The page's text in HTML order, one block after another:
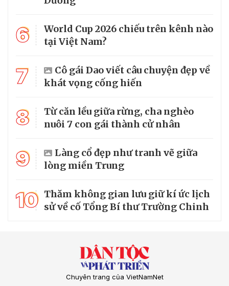
6
World Cup 2026 chiếu trên kênh nào
tại Việt Nam?
7
Cô gái Dao viết câu chuyện đẹp về
khát vọng cống hiến
8
Từ căn lều giữa rừng, cha nghèo
nuôi 7 con gái thành cử nhân
9
Làng cổ đẹp như tranh vẽ giữa
lòng miền Trung
10 Thăm không gian lưu giữ kí ức lịch
sử về cố Tổng Bí thư Trường Chinh
Chuyên trang của VietNamNet